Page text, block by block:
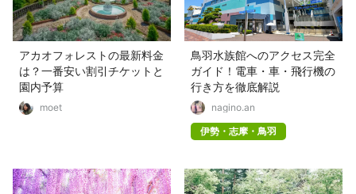
アカオフォレストの最新料金
は？一番安い割引チケットと
園内予算
moet
鳥羽水族館へのアクセス完全
ガイド！電車・車・飛行機の
行き方を徹底解説
nagino.an
伊勢・志摩・鳥羽